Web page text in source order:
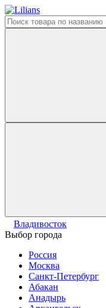
Владивосток
Выбор города
Россия
Москва
Санкт-Петербург
Абакан
Анадырь